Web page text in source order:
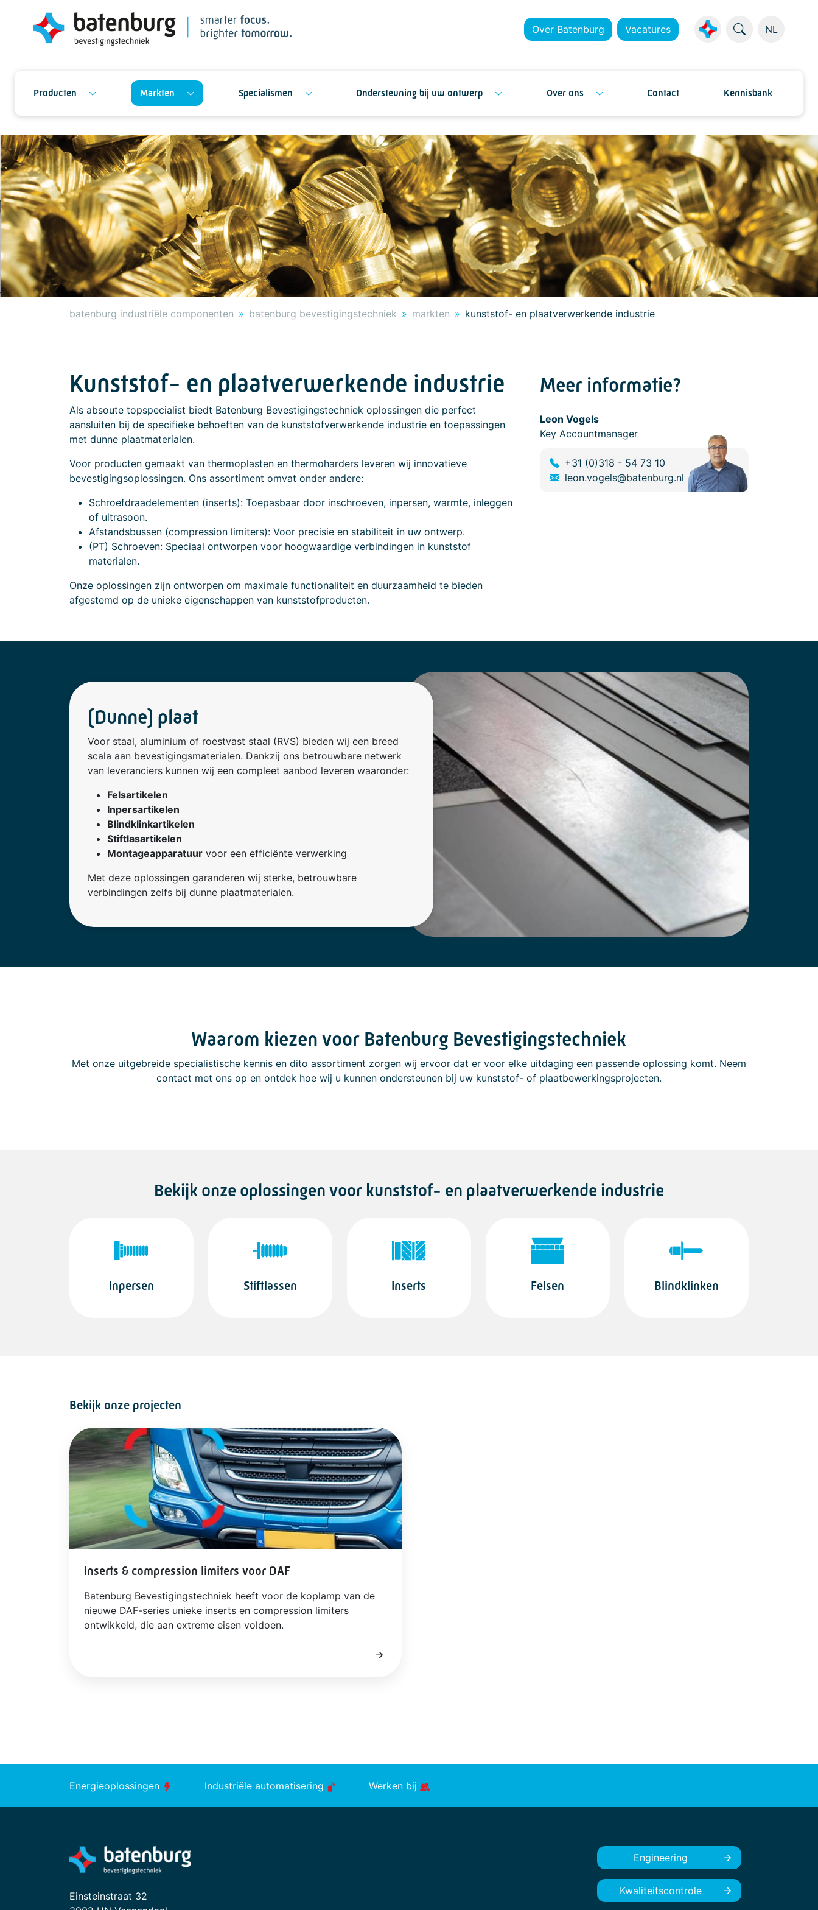
Over Batenburg Vacatures NL
Producten Markten Specialismen Ondersteuning bij uw ontwerp Over ons Contact Kennisbank
batenburg industriële componenten batenburg bevestigingstechniek markten kunststof- en plaatverwerkende industrie
Kunststof- en plaatverwerkende industrie
Als absoute topspecialist biedt Batenburg Bevestigingstechniek oplossingen die perfect
aansluiten bij de specifieke behoeften van de kunststofverwerkende industrie en toepassingen
met dunne plaatmaterialen.
Voor producten gemaakt van thermoplasten en thermoharders leveren wij innovatieve
bevestigingsoplossingen. Ons assortiment omvat onder andere:
Schroefdraadelementen (inserts): Toepasbaar door inschroeven, inpersen, warmte, inleggen
of ultrasoon.
Afstandsbussen (compression limiters): Voor precisie en stabiliteit in uw ontwerp.
(PT) Schroeven: Speciaal ontworpen voor hoogwaardige verbindingen in kunststof
materialen.
Onze oplossingen zijn ontworpen om maximale functionaliteit en duurzaamheid te bieden
afgestemd op de unieke eigenschappen van kunststofproducten.
Meer informatie?
Leon Vogels
Key Accountmanager
+31 (0)318 - 54 73 10
leon.vogels@batenburg.nl
(Dunne) plaat
Voor staal, aluminium of roestvast staal (RVS) bieden wij een breed
scala aan bevestigingsmaterialen. Dankzij ons betrouwbare netwerk
van leveranciers kunnen wij een compleet aanbod leveren waaronder:
Felsartikelen
Inpersartikelen
Blindklinkartikelen
Stiftlasartikelen
Montageapparatuurvoor een efficiënte verwerking
Met deze oplossingen garanderen wij sterke, betrouwbare
verbindingen zelfs bij dunne plaatmaterialen.
Waarom kiezen voor Batenburg Bevestigingstechniek
Met onze uitgebreide specialistische kennis en dito assortiment zorgen wij ervoor dat er voor elke uitdaging een passende oplossing komt. Neem
contact met ons op en ontdek hoe wij u kunnen ondersteunen bij uw kunststof- of plaatbewerkingsprojecten.
Bekijk onze oplossingen voor kunststof- en plaatverwerkende industrie
Inpersen Stiftlassen Inserts Felsen Blindklinken
Bekijk onze projecten
Inserts & compression limiters voor DAF
Batenburg Bevestigingstechniek heeft voor de koplamp van de
nieuwe DAF-series unieke inserts en compression limiters
ontwikkeld, die aan extreme eisen voldoen.
Energieoplossingen Industriële automatisering Werken bij
Einsteinstraat 32
Engineering
Kwaliteitscontrole